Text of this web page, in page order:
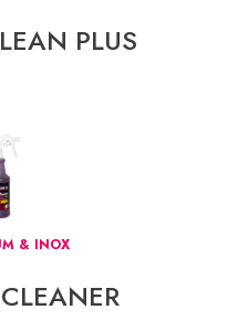
PLUS
& INOX